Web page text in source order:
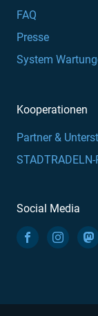
FAQ
Presse
System
Kooperationen
Partner &
Social Media